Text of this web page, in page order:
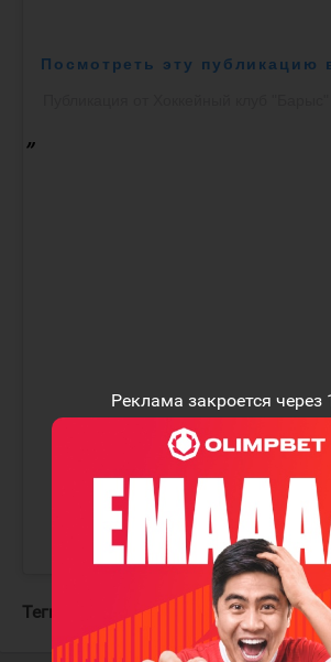
Реклама закроется через
Посмотреть эту публикацию
Теги: Петухов Егор Барыс